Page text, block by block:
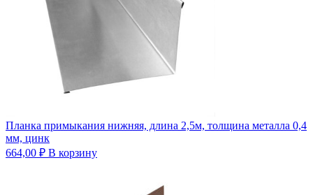
Планка примыкания нижняя, длина 2,5м, толщина металла 0,4
мм, цинк
664,00 ₽ В корзину